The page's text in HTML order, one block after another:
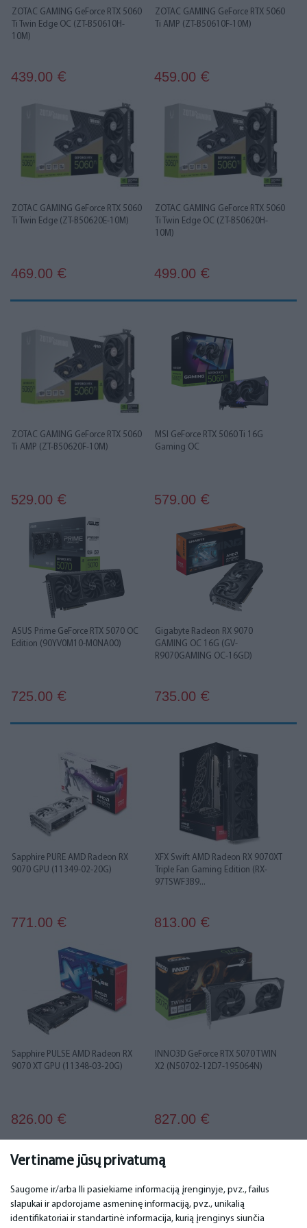
Vertiname jūsų privatumą
Saugome ir/arba Ili pasiekiame informaciją įrenginyje, pvz., failus
slapukai ir apdorojame asmeninę informaciją, pvz., unikalią
identifikatoriai ir standartinė informacija, kurią įrenginys siunčia
ZOTAC GAMING GeForce RTX 5060
Ti Twin Edge OC (ZT-B50610H-
10M)
439.00 €
ZOTAC GAMING GeForce RTX 5060
Ti AMP (ZT-B50610F-10M)
459.00 €
ZOTAC GAMING GeForce RTX 5060
Ti Twin Edge (ZT-B50620E-10M)
469.00 €
ZOTAC GAMING GeForce RTX 5060
Ti Twin Edge OC (ZT-B50620H-
10M)
499.00 €
ZOTAC GAMING GeForce RTX 5060
Ti AMP (ZT-B50620F-10M)
529.00 €
MSI GeForce RTX 5060 Ti 16G
Gaming OC
579.00 €
ASUS Prime GeForce RTX 5070 OC
Edition (90YV0M10-M0NA00)
725.00 €
Gigabyte Radeon RX 9070
GAMING OC 16G (GV-
R9070GAMING OC-16GD)
735.00 €
Sapphire PURE AMD Radeon RX
9070 GPU (11349-02-20G)
771.00 €
XFX Swift AMD Radeon RX 9070XT
Triple Fan Gaming Edition (RX-
97TSWF3B9...
813.00 €
Sapphire PULSE AMD Radeon RX
9070 XT GPU (11348-03-20G)
826.00 €
INNO3D GeForce RTX 5070 TWIN
X2 (N50702-12D7-195064N)
827.00 €
1 2
SVARBU KONTAKTINIAI DUOMENYS